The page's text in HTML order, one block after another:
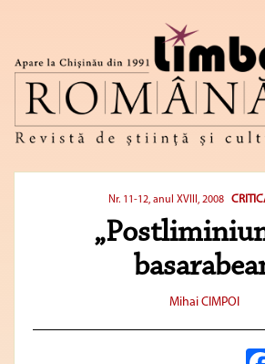
Nr. 11-12, anul XVIII, 2008
Mihai CIMPOI